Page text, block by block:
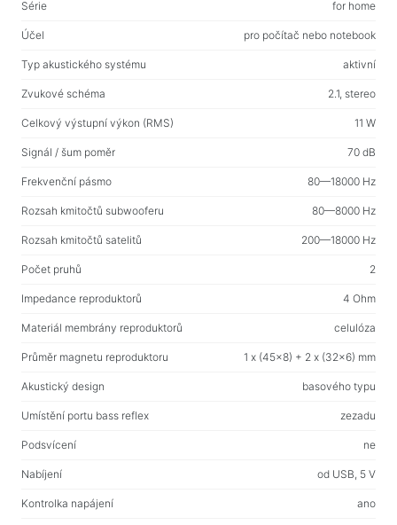
Web-kamery
Web-kamery
Stojany na notebooky
Tašky a batohy na notebooky
Cestovní batohy
Kufry na kolečkách
Organizérové tašky
Držáky do auta
Batohy pro studium i volný čas
Čisticí prostředky
Prostředky bezkontaktního čištění
Spraye, pěny, gely
Vlhké ubrousky
Série for home
Účel pro počítač nebo notebook
Typ akustického systému aktivní
Zvukové schéma 2.1, stereo
Celkový výstupní výkon (RMS) 11 W
Signál / šum poměr 70 dB
Frekvenční pásmo 80—18000 Hz
Rozsah kmitočtů subwooferu 80—8000 Hz
Rozsah kmitočtů satelitů 200—18000 Hz
Počet pruhů 2
Impedance reproduktorů 4 Ohm
Materiál membrány reproduktorů celulóza
Průměr magnetu reproduktoru 1 x (45x8) + 2 x (32x6) mm
Akustický design basového typu
Umístění portu bass reflex zezadu
Podsvícení ne
Nabíjení od USB, 5 V
Kontrolka napájení ano